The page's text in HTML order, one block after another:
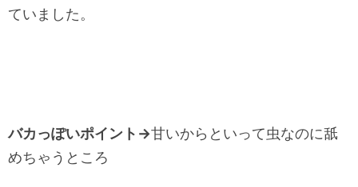
ていました。
バカっぽいポイント→甘いからといって虫なのに舐
めちゃうところ